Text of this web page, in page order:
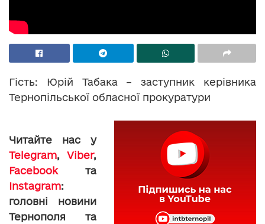
Гість: Юрій Табака – заступник керівника
Тернопільської обласної прокуратури
Читайте нас у
Telegram, Viber,
Facebookта
Instagram:
головні новини
Тернополя та